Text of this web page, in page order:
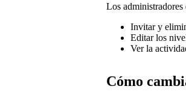
Los
Invitar y
Editar los
Ver la
Cómo